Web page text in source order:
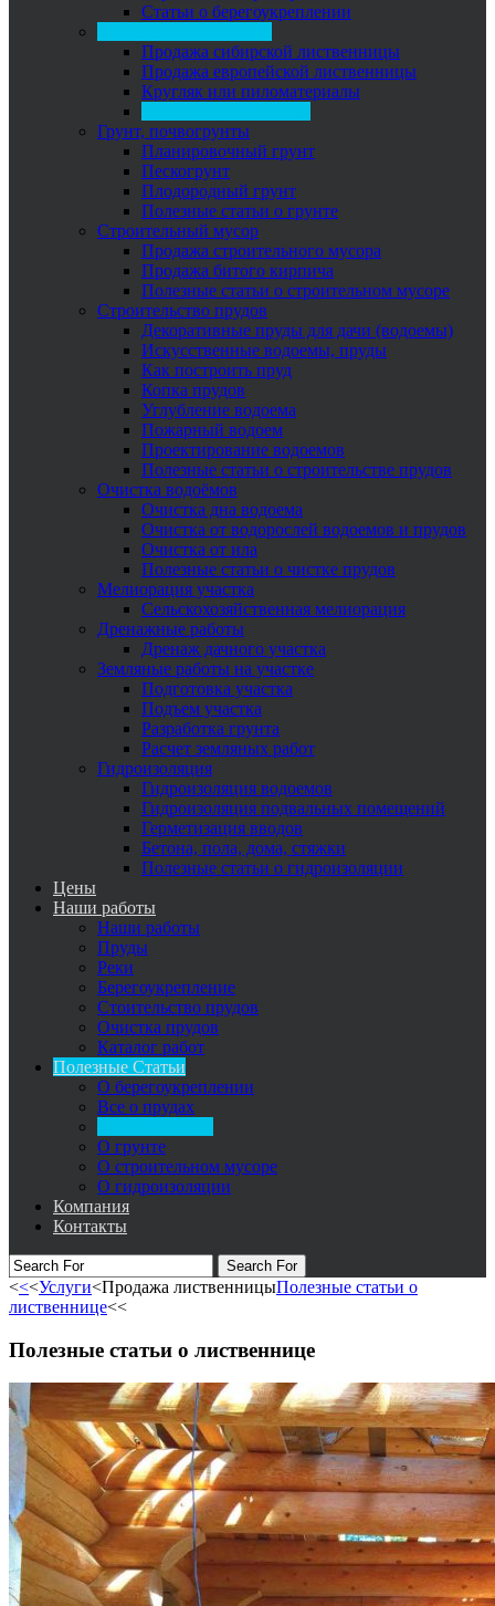
Статьи о берегоукреплении
Продажа сибирской лиственницы
Продажа европейской лиственницы
Кругляк или пиломатериалы
Грунт, почвогрунты
Планировочный грунт
Пескогрунт
Плодородный грунт
Полезные статьи о грунте
Строительный мусор
Продажа строительного мусора
Продажа битого кирпича
Полезные статьи о строительном мусоре
Строительство прудов
Декоративные пруды для дачи (водоемы)
Искусственные водоемы, пруды
Как построить пруд
Копка прудов
Углубление водоема
Пожарный водоем
Проектирование водоемов
Полезные статьи о строительстве прудов
Очистка водоёмов
Очистка дна водоема
Очистка от водорослей водоемов и прудов
Очистка от ила
Полезные статьи о чистке прудов
Мелиорация участка
Сельскохозяйственная мелиорация
Дренажные работы
Дренаж дачного участка
Земляные работы на участке
Подготовка участка
Подъем участка
Разработка грунта
Расчет земляных работ
Гидроизоляция
Гидроизоляция водоемов
Гидроизоляция подвальных помещений
Герметизация вводов
Бетона, пола, дома, стяжки
Полезные статьи о гидроизоляции
Цены
Наши работы
Наши работы
Пруды
Реки
Берегоукрепление
Стоительство прудов
Очистка прудов
Каталог работ
Полезные Статьи
О берегоукреплении
Все о прудах
О грунте
О строительном мусоре
О гидроизоляции
Компания
Контакты
Search For
<<<Услуги<Продажа лиственницыПолезные статьи о
лиственнице<<
Полезные статьи о лиственнице